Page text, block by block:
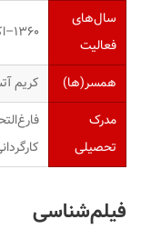
سال‌های
فعالیت
۱۳۶۰–اکنون
همسر(ها) کریم
مدرک
تحصیلی
فیلم‌شناسی